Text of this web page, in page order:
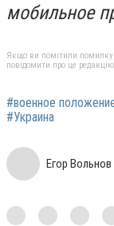
мобильное
Якщо ви помітили помилку,
повідомити про це редакцію
#военное
#Украина
Егор Вольнов